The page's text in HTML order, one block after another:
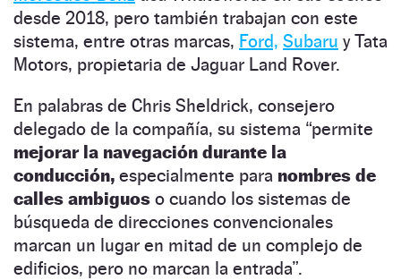
desde 2018, pero también trabajan con este
sistema, entre otras marcas, Ford, Subaru y Tata
Motors, propietaria de Jaguar Land Rover.
En palabras de Chris Sheldrick, consejero
delegado de la compañía, su sistema “permite
mejorar la navegación durante la
conducción, especialmente para nombres de
calles ambiguos o cuando los sistemas de
búsqueda de direcciones convencionales
marcan un lugar en mitad de un complejo de
edificios, pero no marcan la entrada”.